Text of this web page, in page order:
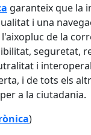
garanteix que la
i una
de la
seguretat,
i
i de tots els
a la ciutadania.
)